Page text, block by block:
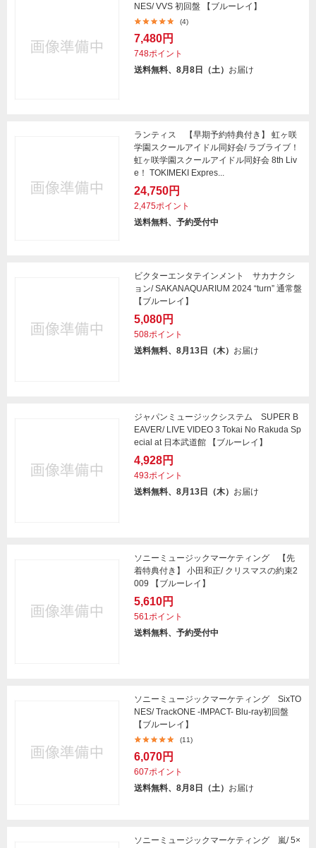
NES/ VVS 初回盤 【ブルーレイ】
(4)
7,480円
748ポイント
送料無料、8月8日（土） お届け
ランティス 【早期予約特典付き】 虹ヶ咲
学園スクールアイドル同好会/ ラブライブ！
虹ヶ咲学園スクールアイドル同好会 8th Liv
e！ TOKIMEKI Expres...
24,750円
2,475ポイント
送料無料、予約受付中
ビクターエンタテインメント サカナクシ
ョン/ SAKANAQUARIUM 2024 “turn” 通常盤
【ブルーレイ】
5,080円
508ポイント
送料無料、8月13日（木） お届け
ジャパンミュージックシステム SUPER B
EAVER/ LIVE VIDEO 3 Tokai No Rakuda Sp
ecial at 日本武道館 【ブルーレイ】
4,928円
493ポイント
送料無料、8月13日（木） お届け
ソニーミュージックマーケティング 【先
着特典付き】 小田和正/ クリスマスの約束2
009 【ブルーレイ】
5,610円
561ポイント
送料無料、予約受付中
ソニーミュージックマーケティング SixTO
NES/ TrackONE -IMPACT- Blu-ray初回盤
【ブルーレイ】
(11)
6,070円
607ポイント
送料無料、8月8日（土） お届け
ソニーミュージックマーケティング 嵐/ 5×